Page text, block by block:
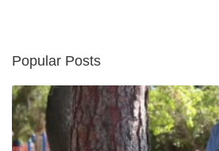
Popular Posts